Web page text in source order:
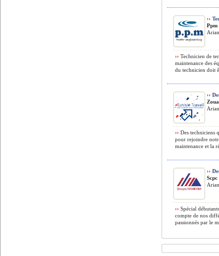
››
Ppm
›› Technicien de
maintenance des
du technicien doit
››
›› Des techniciens
pour rejoindre
maintenance et la
››
›› Spécial
compte de nos
passionnés par le